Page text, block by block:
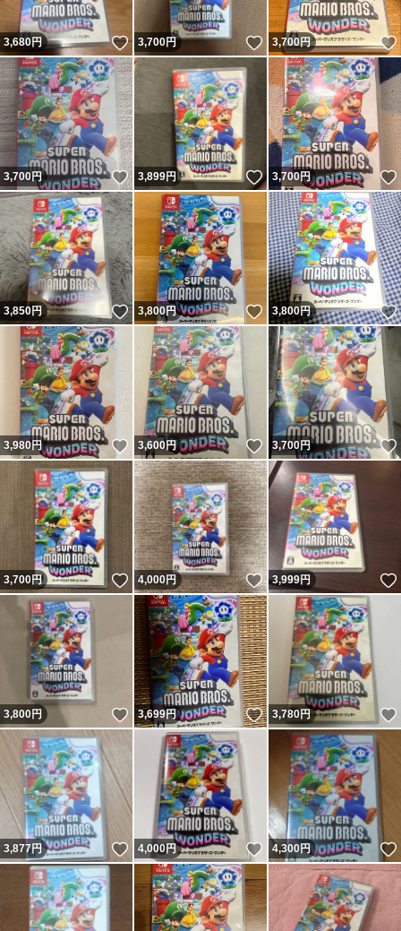
3,680円 いいね！
3,700円 いいね！
3,700円
3,700円 いいね！
3,899円 いいね！
3,700円
3,850円 いいね！
3,800円 いいね！
3,800円
3,980円 いいね！
3,600円 いいね！
3,700円
3,700円 いいね！
4,000円 いいね！
3,999円
3,800円 いいね！
3,699円 いいね！
3,780円
3,877円 いいね！
4,000円 いいね！
4,300円